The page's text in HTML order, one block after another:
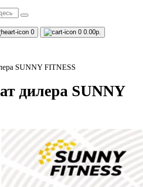
0 0 0.00р.
SUNNY FITNESS
дилера SUNNY